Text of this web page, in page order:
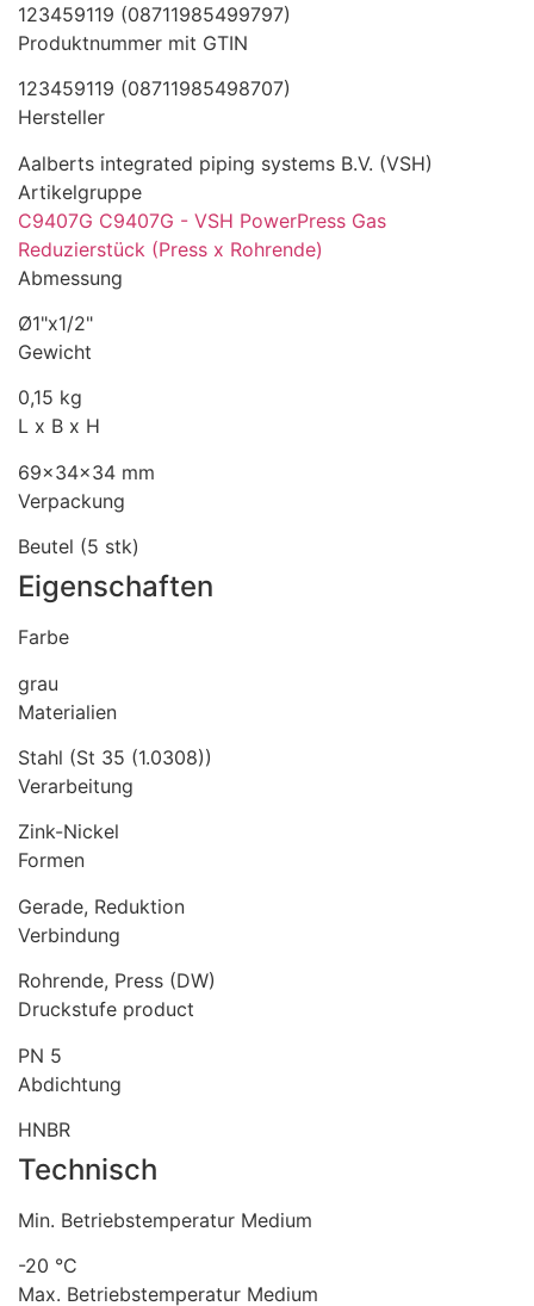
123459119 (08711985499797)
Produktnummer mit GTIN
123459119 (08711985498707)
Hersteller
Aalberts integrated piping systems B.V. (VSH)
Artikelgruppe
C9407G C9407G - VSH PowerPress Gas
Reduzierstück (Press x Rohrende)
Abmessung
Ø1"x1/2"
Gewicht
0,15 kg
L x B x H
69x34x34 mm
Verpackung
Beutel (5 stk)
Eigenschaften
Farbe
grau
Materialien
Stahl (St 35 (1.0308))
Verarbeitung
Zink-Nickel
Formen
Gerade, Reduktion
Verbindung
Rohrende, Press (DW)
Druckstufe product
PN 5
Abdichtung
HNBR
Technisch
Min. Betriebstemperatur Medium
-20 °C
Max. Betriebstemperatur Medium